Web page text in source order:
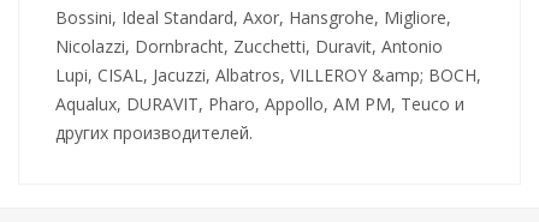
Bossini, Ideal Standard, Axor, Hansgrohe, Migliore,
Nicolazzi, Dornbracht, Zucchetti, Duravit, Antonio
Lupi, CISAL, Jacuzzi, Albatros, VILLEROY &amp; BOCH,
Aqualux, DURAVIT, Pharo, Appollo, AM PM, Teuco и
других производителей.